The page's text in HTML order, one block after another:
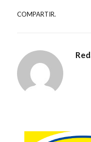
COMPARTIR.